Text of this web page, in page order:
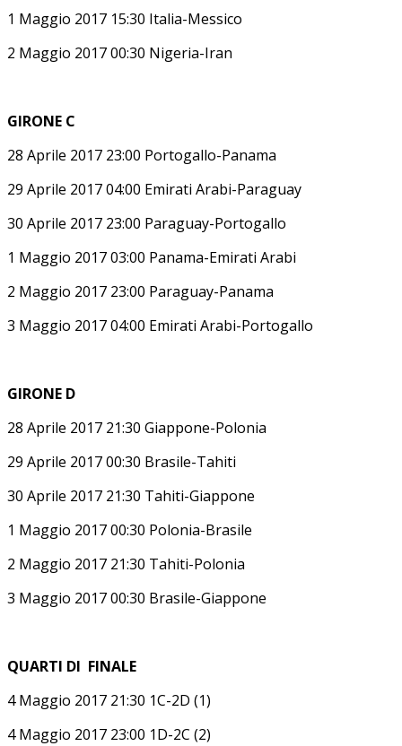
1 Maggio 2017 15:30 Italia-Messico
2 Maggio 2017 00:30 Nigeria-Iran
GIRONE C
28 Aprile 2017 23:00 Portogallo-Panama
29 Aprile 2017 04:00 Emirati Arabi-Paraguay
30 Aprile 2017 23:00 Paraguay-Portogallo
1 Maggio 2017 03:00 Panama-Emirati Arabi
2 Maggio 2017 23:00 Paraguay-Panama
3 Maggio 2017 04:00 Emirati Arabi-Portogallo
GIRONE D
28 Aprile 2017 21:30 Giappone-Polonia
29 Aprile 2017 00:30 Brasile-Tahiti
30 Aprile 2017 21:30 Tahiti-Giappone
1 Maggio 2017 00:30 Polonia-Brasile
2 Maggio 2017 21:30 Tahiti-Polonia
3 Maggio 2017 00:30 Brasile-Giappone
QUARTI DI FINALE
4 Maggio 2017 21:30 1C-2D (1)
4 Maggio 2017 23:00 1D-2C (2)